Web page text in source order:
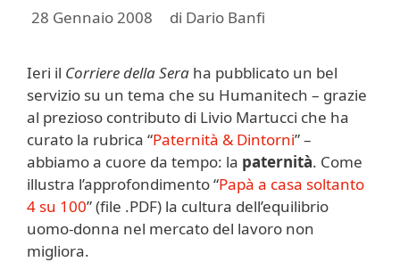
28 Gennaio 2008 di Dario Banfi
Ieri il Corriere della Sera ha pubblicato un bel
servizio su un tema che su Humanitech – grazie
al prezioso contributo di Livio Martucci che ha
curato la rubrica “Paternità & Dintorni” –
abbiamo a cuore da tempo: la paternità. Come
illustra l’approfondimento “Papà a casa soltanto
4 su 100” (file .PDF) la cultura dell’equilibrio
uomo-donna nel mercato del lavoro non
migliora.